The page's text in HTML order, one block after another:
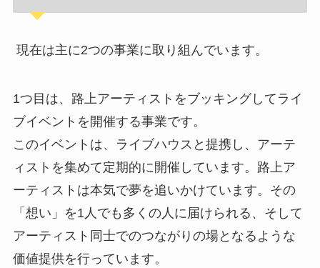
現在は主に2つの事業に取り組んでいます。
1つ目は、路上アーティストをブッキングしてライ
ブイベントを開催する事業です。
このイベントは、ライブハウスと提携し、アーテ
ィストを集めて定期的に開催しています。路上ア
ーティストは本気で夢を追いかけています。その
「想い」を1人でも多くの人に届けられる、そして
アーティスト同士でのつながりの場となるような
価値提供を行っています。